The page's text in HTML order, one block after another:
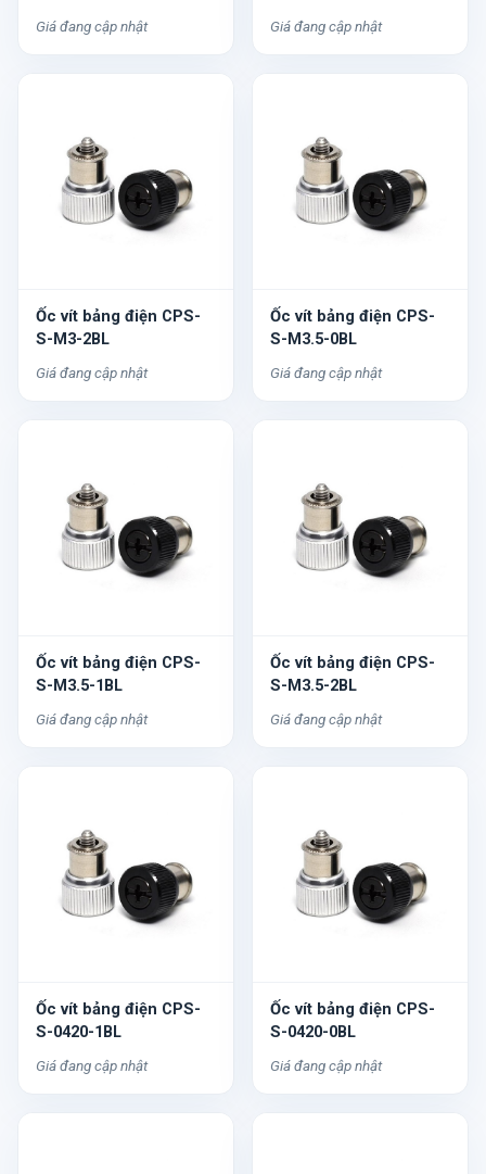
Giá đang cập nhật Giá đang cập nhật
Ốc vít bảng điện CPS-
S-M3-2BL
Giá đang cập nhật
Ốc vít bảng điện CPS-
S-M3.5-0BL
Giá đang cập nhật
Ốc vít bảng điện CPS-
S-M3.5-1BL
Giá đang cập nhật
Ốc vít bảng điện CPS-
S-M3.5-2BL
Giá đang cập nhật
Ốc vít bảng điện CPS-
S-0420-1BL
Giá đang cập nhật
Ốc vít bảng điện CPS-
S-0420-0BL
Giá đang cập nhật